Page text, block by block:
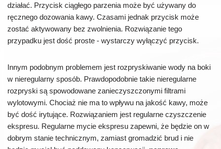
działać. Przycisk ciągłego parzenia może być używany do
ręcznego dozowania kawy. Czasami jednak przycisk może
zostać aktywowany bez zwolnienia. Rozwiązanie tego
przypadku jest dość proste - wystarczy wyłączyć przycisk.
Innym podobnym problemem jest rozpryskiwanie wody na boki
w nieregularny sposób. Prawdopodobnie takie nieregularne
rozpryski są spowodowane zanieczyszczonymi filtrami
wylotowymi. Chociaż nie ma to wpływu na jakość kawy, może
być dość irytujące. Rozwiązaniem jest regularne czyszczenie
ekspresu. Regularne mycie ekspresu zapewni, że będzie on w
dobrym stanie technicznym, zamiast gromadzić brud i nie